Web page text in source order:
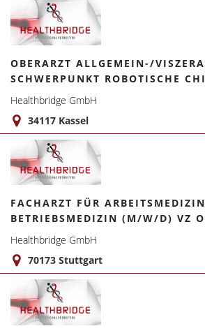
OBERARZT ALLGEMEIN-/
SCHWERPUNKT ROBOTISCHE
Healthbridge GmbH
34117 Kassel
FACHARZT FÜR ARBEITSMEDIZIN
BETRIEBSMEDIZIN (M/W/D) VZ
Healthbridge GmbH
70173 Stuttgart